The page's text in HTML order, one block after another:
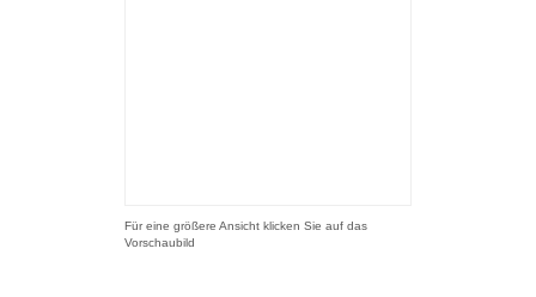
Für eine größere Ansicht klicken Sie auf das
Vorschaubild